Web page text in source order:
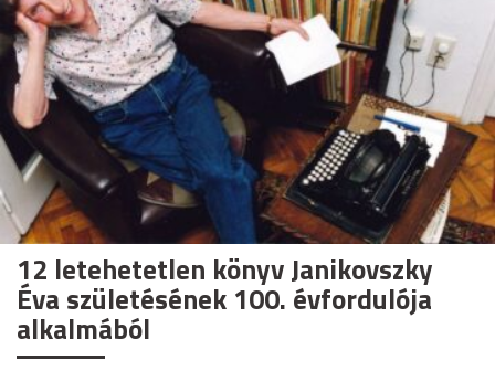
12 letehetetlen könyv Janikovszky
Éva születésének 100. évfordulója
alkalmából